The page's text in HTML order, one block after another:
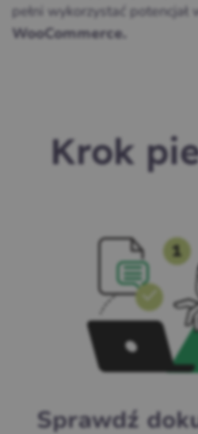
pełni wykorzystać potencjał
WooCommerce.
Krok
Sprawdź